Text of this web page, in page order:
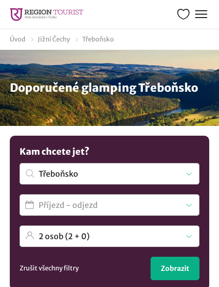
Úvod Jižní Čechy Třeboňsko
Doporučené glamping Třeboňsko
Kam chcete jet?
Zrušit všechny filtry Zobrazit